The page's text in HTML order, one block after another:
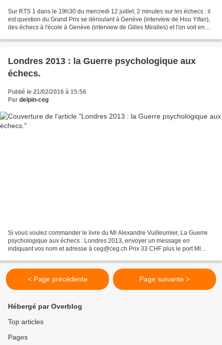
Sur RTS 1 dans le 19h30 du mercredi 12 juillet, 2 minutes sur les échecs : il
est question du Grand Prix se déroulant à Genève (interview de Hou Yifan),
des échecs à l'école à Genève (interview de Gilles Miralles) et l'on voit en
Londres 2013 : la Guerre psychologique aux
échecs.
Publié le 21/02/2016 à 15:56
Par delpin-ceg
Si vous voulez commander le livre du MI Alexandre Vuilleumier, La Guerre
psychologique aux échecs : Londres 2013, envoyer un message en
indiquant vos nom et adresse à ceg@ceg.ch Prix 33 CHF plus le port MI
< Page précédente Page suivante >
Hébergé par Overblog
Top articles
Pages